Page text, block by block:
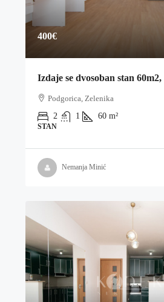
400€
Izdaje se dvosoban stan
Podgorica, Zelenika
2
1 60 m²
STAN
Nemanja Minić